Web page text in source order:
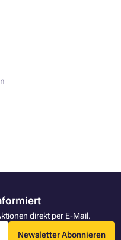
direkt per E-Mail.
Newsletter Abonnieren